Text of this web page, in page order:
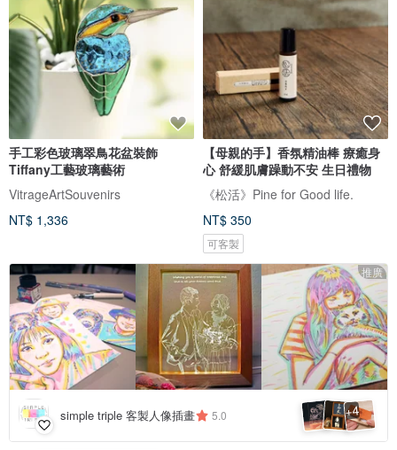
手工彩色玻璃翠鳥花盆裝飾
Tiffany工藝玻璃藝術
VitrageArtSouvenirs
NT$ 1,336
【母親的手】香氛精油棒 療癒身
心 舒緩肌膚躁動不安 生日禮物
《松活》Pine for Good life.
NT$ 350
可客製
推廣
simple triple 客製人像插畫 5.0 +4